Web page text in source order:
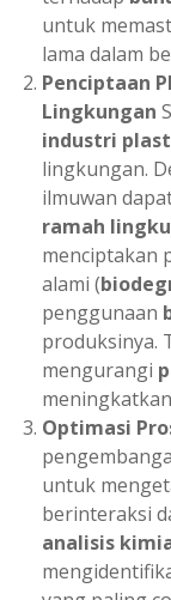
untuk
lama dalam
Penciptaan
Lingkungan
industri
lingkungan.
ilmuwan
ramah
menciptakan
alami (
penggunaan
produksinya.
mengurangi
Optimasi
untuk
berinteraksi
analisis